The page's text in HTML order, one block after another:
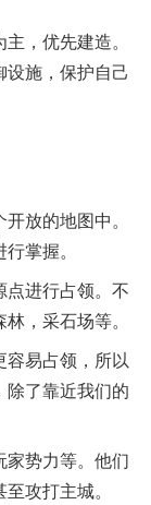
，优先建造。
设施，保护自己
放的地图中。
掌握。
点进行占领。不
，采石场等。
容易占领，所以
除了靠近我们的
家势力等。他们
攻打主城。